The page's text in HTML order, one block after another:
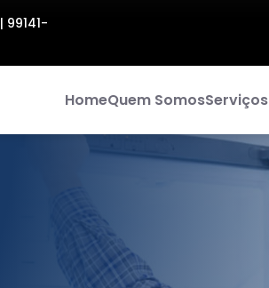
| 99141-
HomeQuem SomosServiços